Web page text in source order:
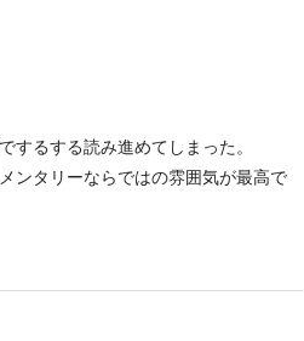
るする読み進めてしまった。
ンタリーならではの雰囲気が最高で